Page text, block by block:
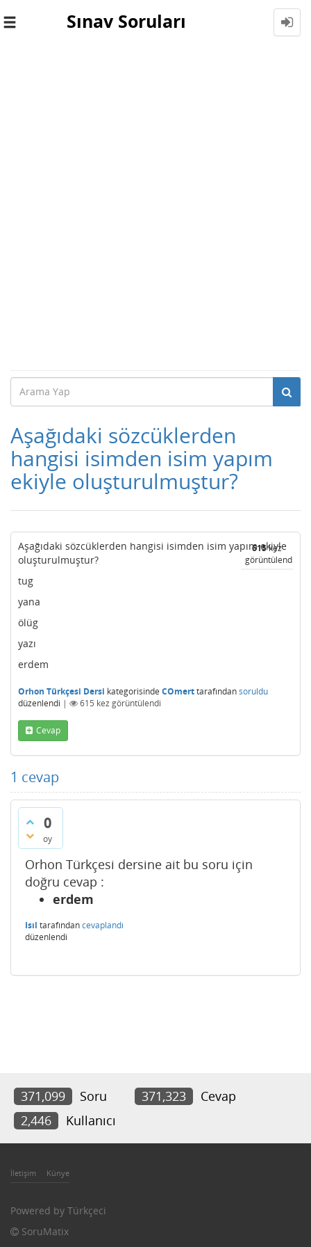
Toggle
Sınav Soruları
Aşağıdaki sözcüklerden
hangisi isimden isim yapım
ekiyle oluşturulmuştur?
615kez
görüntülendi
Aşağıdaki sözcüklerden hangisi isimden isim yapım ekiyle
oluşturulmuştur?
tug
yana
ölüg
yazı
erdem
Orhon Türkçesi Dersi kategorisinde COmerttarafındansoruldu
düzenlendi | 615 kez görüntülendi
Cevap
1 cevap
0
oy
Orhon Türkçesi dersine ait bu soru için
doğru cevap :
erdem
Isıl tarafındancevaplandı
düzenlendi
371,099 Soru 371,323
Cevap
2,446
Kullanıcı
İletişim Künye
Powered by Türkçeci
SoruMatix